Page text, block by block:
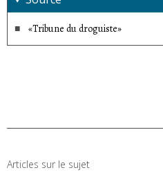
«Tribune du droguiste»
Articles sur le sujet